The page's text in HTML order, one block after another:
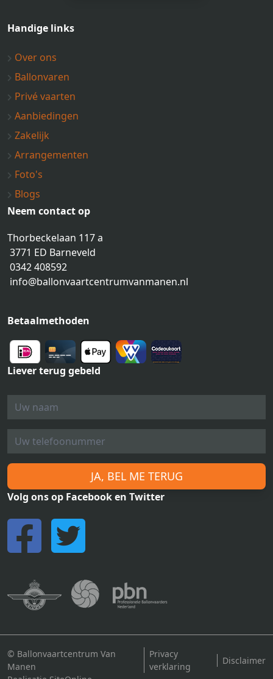
Handige links
Over ons
Ballonvaren
Privé vaarten
Aanbiedingen
Zakelijk
Arrangementen
Foto's
Blogs
Neem contact op
Thorbeckelaan 117 a
3771 ED Barneveld
0342 408592
info@ballonvaartcentrumvanmanen.nl
Betaalmethoden
Liever terug gebeld
JA, BEL ME TERUG
Volg ons op Facebook en Twitter
© Ballonvaartcentrum Van
Manen
Privacy
verklaring
Disclaimer